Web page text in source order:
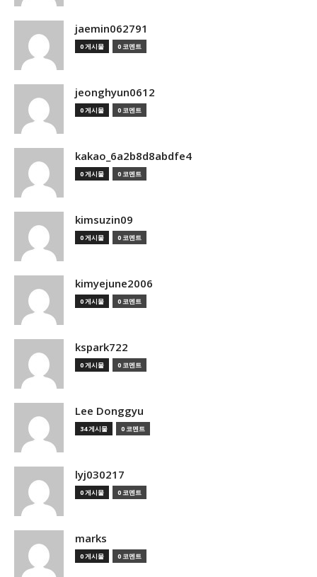
jaemin062791
0 게시물 0 코멘트
jeonghyun0612
0 게시물 0 코멘트
kakao_6a2b8d8abdfe4
0 게시물 0 코멘트
kimsuzin09
0 게시물 0 코멘트
kimyejune2006
0 게시물 0 코멘트
kspark722
0 게시물 0 코멘트
Lee Donggyu
34 게시물 0 코멘트
lyj030217
0 게시물 0 코멘트
marks
0 게시물 0 코멘트